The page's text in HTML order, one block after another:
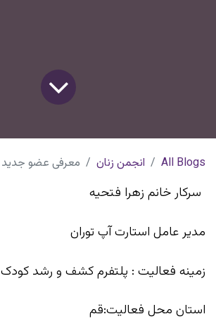
All Blogs انجمن زنان معرفی عضو جدید
سرکار خانم زهرا فتحیه
مدیر عامل استارت آپ توران
زمینه فعالیت : پلتفرم کشف و رشد کودک
استان محل فعالیت:قم